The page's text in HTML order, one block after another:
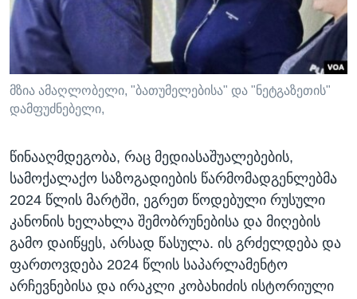
მზია ამაღლობელი, "ბათუმელებისა" და "ნეტგაზეთის"
დამფუძნებელი,
წინააღმდეგობა, რაც მედიასაშუალებების,
სამოქალაქო საზოგადიების წარმომადგენლებმა
2024 წლის მარტში, ეგრეთ წოდებული რუსული
კანონის ხელახლა შემობრუნებისა და მიღების
გამო დაიწყეს, არსად წასულა. ის გრძელდება და
ფართოვდება 2024 წლის საპარლამენტო
არჩევნებისა და ირაკლი კობახიძის ისტორიული